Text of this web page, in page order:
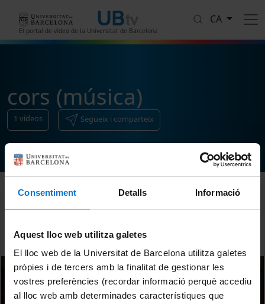
Consentiment Detalls Informació
Aquest lloc web utilitza galetes
El lloc web de la Universitat de Barcelona utilitza galetes
pròpies i de tercers amb la finalitat de gestionar les
vostres preferències (recordar informació perquè accediu
al lloc web amb determinades característiques que
El portal de vídeo de la Universitat de Barcelona
CA
cors (música)
1 vídeos Segueix i comparteix
Ordenar